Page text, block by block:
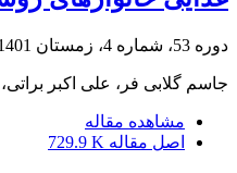
دوره 53، شماره 4، زمستان 1401، صفحه
جاسم گلابی فر، علی اکبر
مشاهده مقاله
اصل مقاله 729.9 K